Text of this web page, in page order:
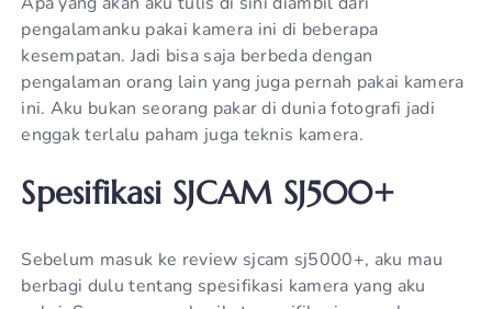
pengalamanku pakai kamera ini di beberapa
kesempatan. Jadi bisa saja berbeda dengan
pengalaman orang lain yang juga pernah pakai kamera
ini. Aku bukan seorang pakar di dunia fotografi jadi
enggak terlalu paham juga teknis kamera.
Spesifikasi SJCAM SJ500+
Sebelum masuk ke review sjcam sj5000+, aku mau
berbagi dulu tentang spesifikasi kamera yang aku